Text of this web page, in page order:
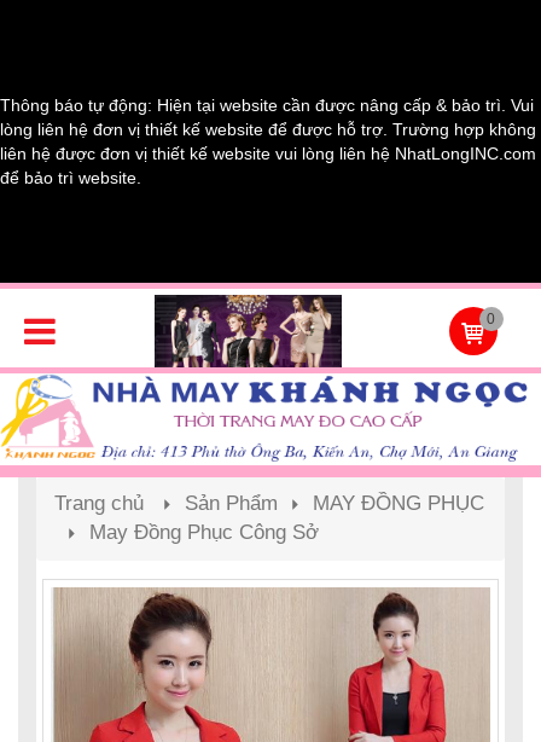
Thông báo tự động: Hiện tại website cần được nâng cấp & bảo trì. Vui
lòng liên hệ đơn vị thiết kế website để được hỗ trợ. Trường hợp không
liên hệ được đơn vị thiết kế website vui lòng liên hệ NhatLongINC.com
để bảo trì website.
0
Trang chủ Sản Phẩm
MAY ĐỒNG PHỤC
May Đồng Phục Công Sở